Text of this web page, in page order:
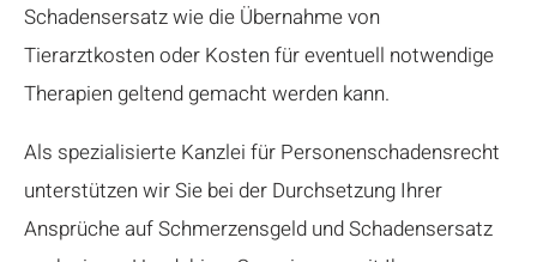
Schadensersatz wie die Übernahme von
Tierarztkosten oder Kosten für eventuell notwendige
Therapien geltend gemacht werden kann.
Als spezialisierte Kanzlei für Personenschadensrecht
unterstützen wir Sie bei der Durchsetzung Ihrer
Ansprüche auf Schmerzensgeld und Schadensersatz